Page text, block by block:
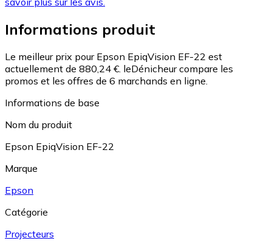
Informations produit
Le meilleur prix pour Epson EpiqVision EF-22 est
actuellement de 880,24 €. leDénicheur compare les
promos et les offres de 6 marchands en ligne.
Informations de base
Nom du produit
Epson EpiqVision EF-22
Marque
Epson
Catégorie
Projecteurs